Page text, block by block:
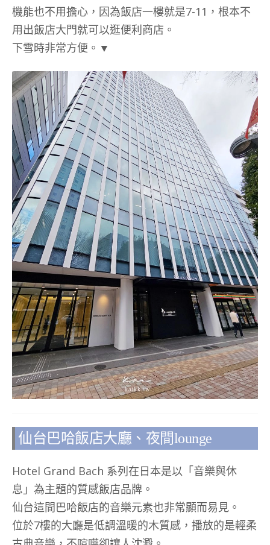
機能也不用擔心，因為飯店一樓就是7-11，根本不
用出飯店大門就可以逛便利商店。
下雪時非常方便。▼
仙台巴哈飯店大廳、夜間lounge
Hotel Grand Bach 系列在日本是以「音樂與休
息」為主題的質感飯店品牌。
仙台這間巴哈飯店的音樂元素也非常顯而易見。
位於7樓的大廳是低調溫暖的木質感，播放的是輕柔